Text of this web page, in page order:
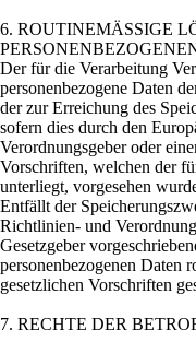
6. ROUTINEMÄSSIGE
Der für die Verarbeitung
personenbezogene Daten
der zur Erreichung des
sofern dies durch den
Verordnungsgeber oder
Vorschriften, welchen der
unterliegt, vorgesehen
Entfällt der
Richtlinien- und
Gesetzgeber
personenbezogenen Daten
gesetzlichen Vorschriften
7. RECHTE DER